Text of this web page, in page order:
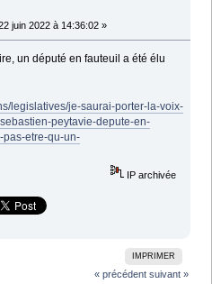
juin 2022 à 14:36:02 »
un député en fauteuil a été élu
legislatives/je-saurai-porter-la-voix-
peytavie-depute-en-
etre-qu-un-
IP archivée
IMPRIMER
« précédent suivant »